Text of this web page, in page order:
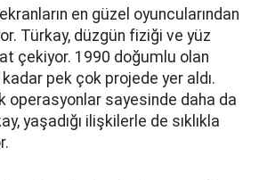
en güzel oyuncularından
Türkay, düzgün fiziği ve yüz
çekiyor. 1990 doğumlu olan
pek çok projede yer aldı.
operasyonlar sayesinde daha da
yaşadığı ilişkilerle de sıklıkla